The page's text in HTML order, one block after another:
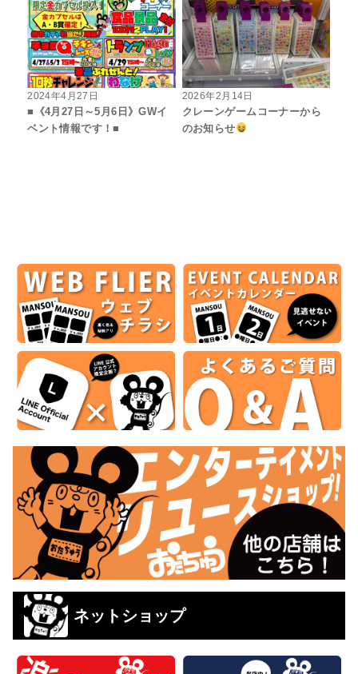
2024年4月27日
■《4月27日～5月6日》GWイ
ベント情報です！■
2026年2月14日
クレーンゲームコーナーから
のお知らせ
ネットショップ